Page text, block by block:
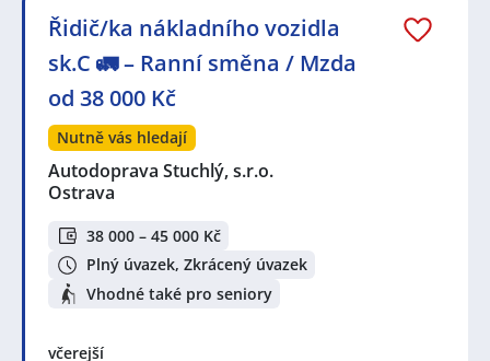
Řidič/ka nákladního vozidla
sk.C 🚛 – Ranní směna / Mzda
od 38 000 Kč
Nutně vás hledají
Autodoprava Stuchlý, s.r.o.
Ostrava
38 000 – 45 000 Kč
Plný úvazek, Zkrácený úvazek
Vhodné také pro seniory
včerejší